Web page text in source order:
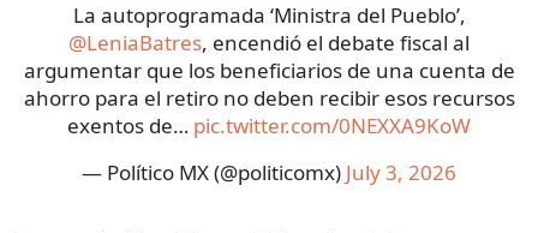
La autoprogramada ‘Ministra del Pueblo’,
@LeniaBatres, encendió el debate fiscal al
argumentar que los beneficiarios de una cuenta de
ahorro para el retiro no deben recibir esos recursos
exentos de… pic.twitter.com/0NEXXA9KoW
— Político MX (@politicomx) July 3, 2026